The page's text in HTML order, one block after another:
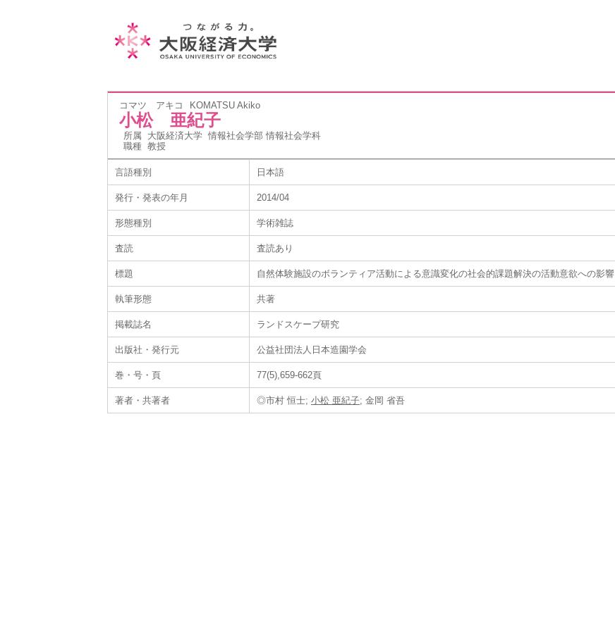
コマツ アキコ KOMATSU Akiko
小松 亜紀子
所属 大阪経済大学 情報社会学部 情報社会学科
職種 教授
言語種別 日本語
発行・発表の年月 2014/04
形態種別 学術雑誌
査読 査読あり
標題 自然体験施設のボランティア活動による意識変化の社会的課題解決の活動意欲への影響
執筆形態 共著
掲載誌名 ランドスケープ研究
出版社・発行元 公益社団法人日本造園学会
巻・号・頁 77(5),659-662頁
著者・共著者 ◎市村 恒士; 小松 亜紀子; 金岡 省吾